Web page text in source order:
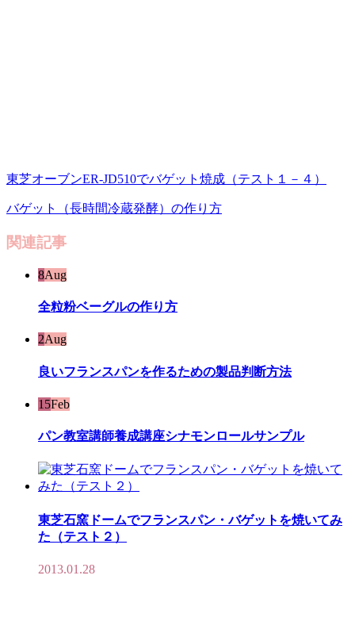
東芝オーブンER-JD510でバゲット焼成（テスト１－４）
バゲット（長時間冷蔵発酵）の作り方
関連記事
8Aug
全粒粉ベーグルの作り方
2Aug
良いフランスパンを作るための製品判断方法
15Feb
パン教室講師養成講座シナモンロールサンプル
東芝石窯ドームでフランスパン・バゲットを焼いてみ
た（テスト２）
2013.01.28